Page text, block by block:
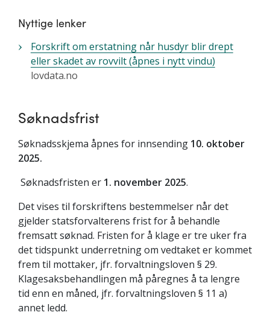
Nyttige lenker
Forskrift om erstatning når husdyr blir drept
eller skadet av rovvilt (åpnes i nytt vindu)
lovdata.no
Søknadsfrist
Søknadsskjema åpnes for innsending 10. oktober
2025.
Søknadsfristen er 1. november 2025.
Det vises til forskriftens bestemmelser når det
gjelder statsforvalterens frist for å behandle
fremsatt søknad. Fristen for å klage er tre uker fra
det tidspunkt underretning om vedtaket er kommet
frem til mottaker, jfr. forvaltningsloven § 29.
Klagesaksbehandlingen må påregnes å ta lengre
tid enn en måned, jfr. forvaltningsloven § 11 a)
annet ledd.